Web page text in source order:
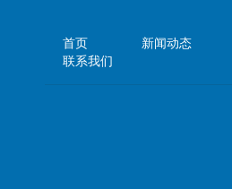
首页 新闻动态
联系我们